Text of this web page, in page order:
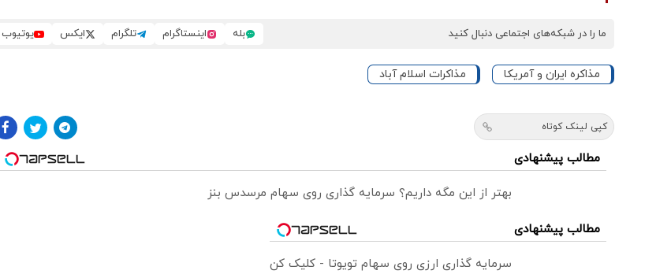
ما را در شبکه‌های اجتماعی دنبال کنید بله اینستاگرام تلگرام ایکس یوتیوب
مذاکره ایران و آمریکا مذاکرات اسلام آباد
کپی لینک کوتاه
مطالب پیشنهادی
بهتر از این مگه داریم؟ سرمایه گذاری روی سهام مرسدس بنز
مطالب پیشنهادی
سرمایه گذاری ارزی روی سهام تویوتا - کلیک کن